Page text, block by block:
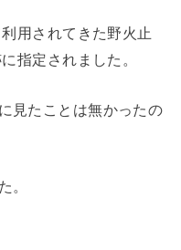
用されてきた野火止
指定されました。
見たことは無かったの
。